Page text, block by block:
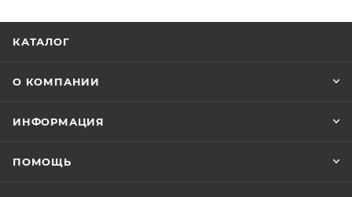
КАТАЛОГ
О КОМПАНИИ
ИНФОРМАЦИЯ
ПОМОЩЬ